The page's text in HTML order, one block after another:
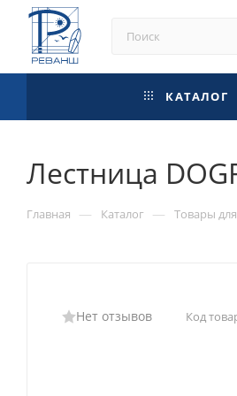
КАТАЛОГ
Лестница
Главная — Каталог — Товары
Нет отзывов Код